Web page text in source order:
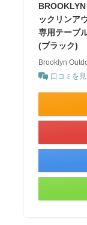
ックリンア
専用テーブ
(ブラック)
Brooklyn
口コミを